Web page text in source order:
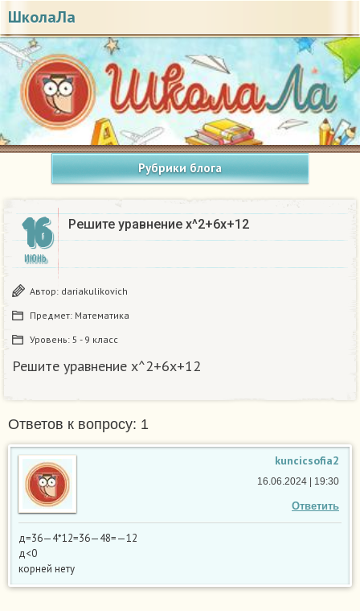
ШколаЛа
Рубрики блога
16
ИЮНЬ
Решите уравнение x^2+6x+12
Автор: dariakulikovich
Предмет: Математика
Уровень: 5 - 9 класс
Решите уравнение x^2+6x+12
Ответов к вопросу: 1
kuncicsofia2
Ответить
16.06.2024 | 19:30
д=36—4*12=36—48=—12
д<0
корней нету